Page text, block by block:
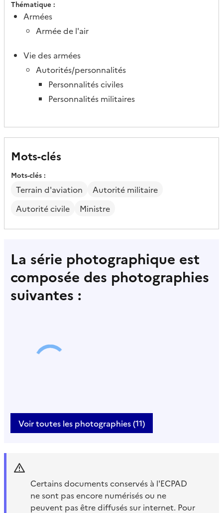
Thématique
Armées
Armée de l'air
Vie des armées
Autorités/personnalités
Personnalités civiles
Personnalités militaires
Mots-clés
Mots-clés
Terrain d'aviation
Autorité militaire
Autorité civile
Ministre
La série photographique est
composée des photographies
suivantes :
Voir toutes les photographies (11)
Certains documents conservés à l'ECPAD
ne sont pas encore numérisés ou ne
peuvent pas être diffusés sur internet. Pour